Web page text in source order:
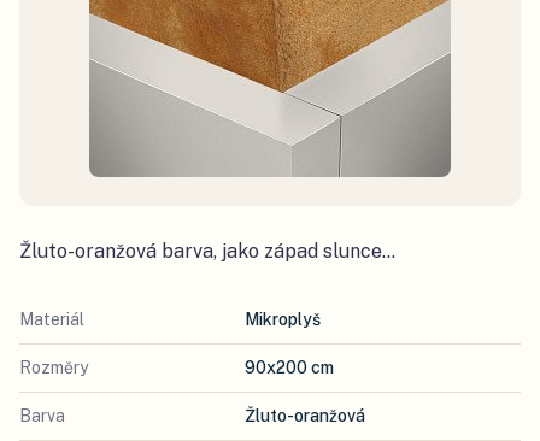
Žluto-oranžová barva, jako západ slunce...
Materiál Mikroplyš
Rozměry 90x200 cm
Barva Žluto-oranžová